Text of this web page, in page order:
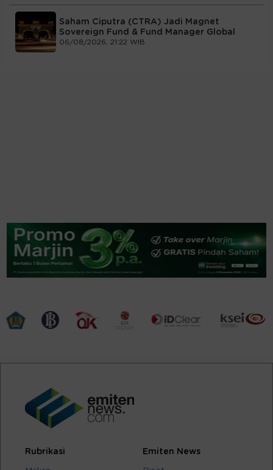
Saham Ciputra (CTRA) Jadi Magnet
Sovereign Fund & Fund Manager Global
06/08/2026, 21:22 WIB
Rubrikasi Emiten News